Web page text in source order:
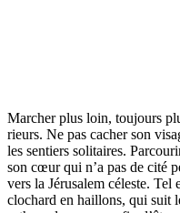
Marcher plus loin, toujours
rieurs. Ne pas cacher son
les sentiers solitaires.
son cœur qui n’a pas de cité
vers la Jérusalem céleste.
clochard en haillons, qui suit